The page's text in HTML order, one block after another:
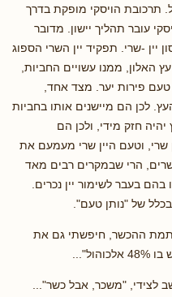
תרכובת הויסקי מופקת בדרך
עובר תהליך יישון. מדובר
יין -שרי. תפקיד יין השרי הספוג
ממנו עשויים החביות,
פירות יער. מצד אחד,
לכן הם מיישנים אותו בחביות
חזק מידי, ולכן הם
וטעם היין שרי מעמעם את
הרי שבמקרים רבים מאד
בעבר לשימור יין נכרים.
של "נותן טעם".
ההכשר, חיפשתי גם את
לצידי, "משכר, אבל כשר"...